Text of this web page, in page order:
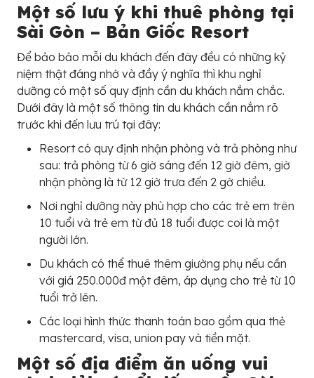
Một số lưu ý khi thuê phòng tại
Sài Gòn – Bản Giốc Resort
Để bảo bảo mỗi du khách đến đây đều có những kỷ
niệm thật đáng nhớ và đầy ý nghĩa thì khu nghỉ
dưỡng có một số quy định cần du khách nắm chắc.
Dưới đây là một số thông tin du khách cần nắm rõ
trước khi đến lưu trú tại đây:
Resort có quy định nhận phòng và trả phòng như
sau: trả phòng từ 6 giờ sáng đến 12 giờ đêm, giờ
nhận phòng là từ 12 giờ trưa đến 2 gờ chiều.
Nơi nghỉ dưỡng này phù hợp cho các trẻ em trên
10 tuổi và trẻ em từ đủ 18 tuổi được coi là một
người lớn.
Du khách có thể thuê thêm giường phụ nếu cần
với giá 250.000đ một đêm, áp dụng cho trẻ từ 10
tuổi trở lên.
Các loại hình thức thanh toán bao gồm qua thẻ
mastercard, visa, union pay và tiền mặt.
Một số địa điểm ăn uống vui